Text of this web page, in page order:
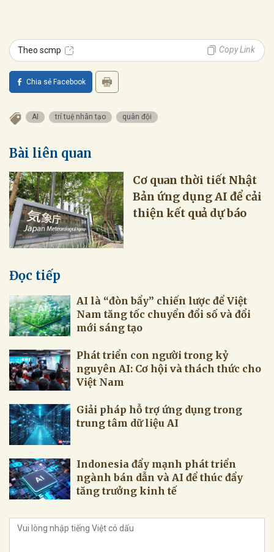
Theo scmp Copy Link
Chia sẻ Facebook
AI trí tuệ nhân tạo quân đội
Bài liên quan
Cơ quan thời tiết Nhật
Bản ứng dụng AI để cải
thiện kết quả dự báo
Đọc tiếp
AI là “đòn bẩy” chiến lược để Việt
Nam tăng tốc chuyển đổi số và đổi
mới sáng tạo
Phát triển con người trong kỷ
nguyên AI: Cơ hội và thách thức cho
Việt Nam
Giải pháp hỗ trợ ứng dụng trong
trung tâm dữ liệu AI
Indonesia đẩy mạnh phát triển
ngành bán dẫn và AI để thúc đẩy
tăng trưởng kinh tế